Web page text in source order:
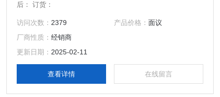
后： 订货：
访问次数： 2379 产品价格： 面议
厂商性质：经销商
更新日期： 2025-02-11
查看详情 在线留言